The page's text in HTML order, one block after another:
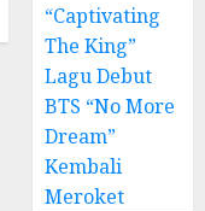
“Captivating
The King”
Lagu Debut
BTS “No More
Dream”
Kembali
Meroket